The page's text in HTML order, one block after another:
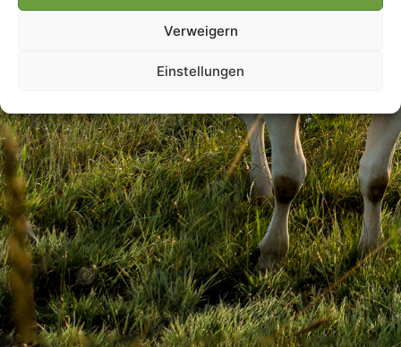
Verweigern
Einstellungen
Villmools Merci! Bis nächst
Joer!